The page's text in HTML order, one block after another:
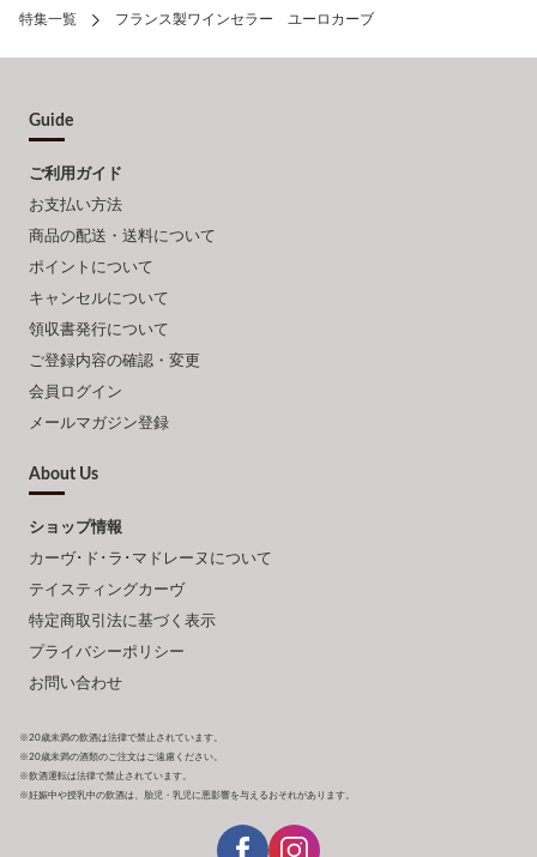
特集一覧
フランス製ワインセラー ユーロカーブ
Guide
ご利用ガイド
お支払い方法
商品の配送・送料について
ポイントについて
キャンセルについて
領収書発行について
ご登録内容の確認・変更
会員ログイン
メールマガジン登録
About Us
ショップ情報
カーヴ･ド･ラ･マドレーヌについて
テイスティングカーヴ
特定商取引法に基づく表示
プライバシーポリシー
お問い合わせ
※20歳未満の飲酒は法律で禁止されています。
※20歳未満の酒類のご注文はご遠慮ください。
※飲酒運転は法律で禁止されています。
※妊娠中や授乳中の飲酒は、胎児・乳児に悪影響を与えるおそれがあります。